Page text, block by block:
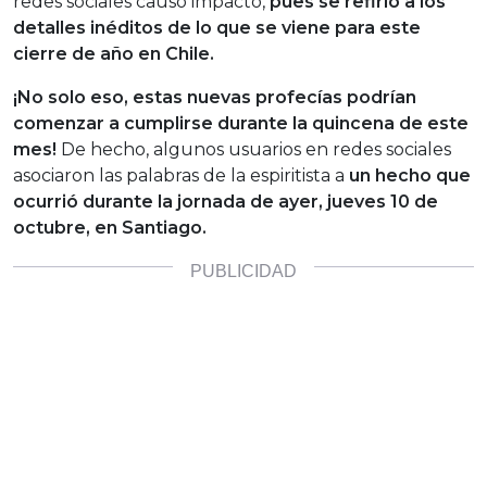
detalles inéditos de lo que se viene para este
cierre de año en Chile.
¡No solo eso, estas nuevas profecías podrían
comenzar a cumplirse durante la quincena de este
mes! De hecho, algunos usuarios en redes sociales
asociaron las palabras de la espiritista a un hecho que
ocurrió durante la jornada de ayer, jueves 10 de
octubre, en Santiago.